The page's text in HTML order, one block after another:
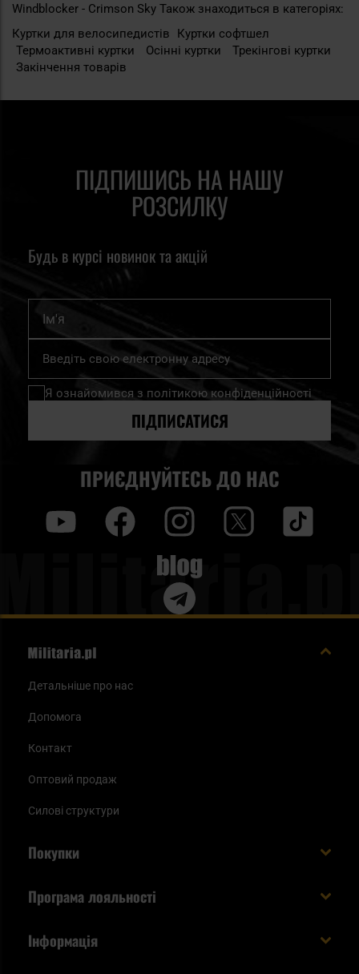
Windblocker - Crimson Sky Також знаходиться в категоріях:
Куртки для велосипедистів
Куртки софтшел
Термоактивні куртки
Осінні куртки
Трекінгові куртки
Закінчення товарів
ПІДПИШИСЬ НА НАШУ
РОЗСИЛКУ
Будь в курсі новинок та акцій
Підпишіться
нашу
розсилку
Я ознайомився з політикою конфіденційності
ПІДПИСАТИСЯ
ПРИЄДНУЙТЕСЬ ДО НАС
Blog
Детальніше про нас
Допомога
Контакт
Оптовий продаж
Силові структури
Покупки
Способи оплати
Програма лояльності
Інформація